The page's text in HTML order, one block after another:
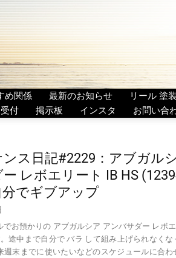
め関係 最新のお知らせ リール 塗
付 掲示板 インスタ お問い合
ンス日記#2229：アブガル
レボエリート IB HS
でギブアップ
でお預かりの アブガルシア アンバサダー レボ
途中まで自分で バラ して組み上げられなくな
週末までに使いたいなどのスケジュールに合